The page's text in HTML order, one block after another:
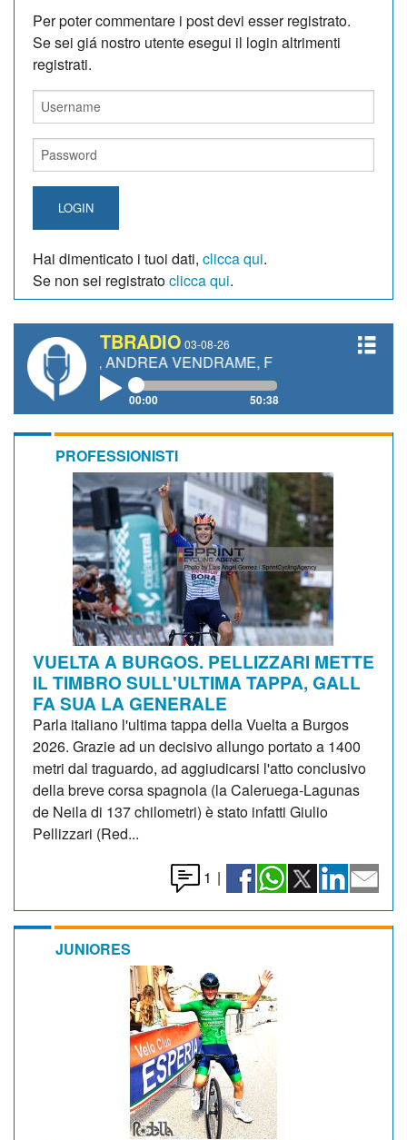
Per poter commentare i post devi esser registrato.
Se sei giá nostro utente esegui il login altrimenti
registrati.
LOGIN
Hai dimenticato i tuoi dati, clicca qui.
Se non sei registratoclicca qui.
TBRADIO 03-08-26
ANDREA VENDRAME, FILIPPO FIORELLI
00:00 50:38
PROFESSIONISTI
VUELTA A BURGOS. PELLIZZARI METTE
IL TIMBRO SULL'ULTIMA TAPPA, GALL
FA SUA LA GENERALE
Parla italiano l'ultima tappa della Vuelta a Burgos
2026. Grazie ad un decisivo allungo portato a 1400
metri dal traguardo, ad aggiudicarsi l'atto conclusivo
della breve corsa spagnola (la Caleruega-Lagunas
de Neila di 137 chilometri) è stato infatti Giulio
Pellizzari (Red...
1 |
JUNIORES